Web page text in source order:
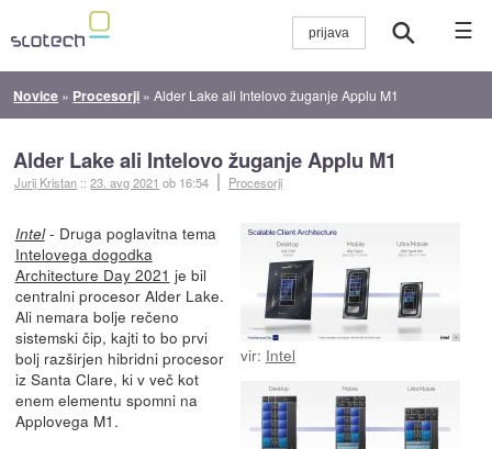
☰
Novice » Procesorji »Alder Lake ali Intelovo žuganje Applu M1
Alder Lake ali Intelovo žuganje Applu M1
Jurij Kristan ::23. avg 2021 ob 16:54 Procesorji
vir: Intel
Intel- Druga poglavitna tema
Intelovega dogodka
Architecture Day 2021 je bil
centralni procesor Alder Lake.
Ali nemara bolje rečeno
sistemski čip, kajti to bo prvi
bolj razširjen hibridni procesor
iz Santa Clare, ki v več kot
enem elementu spomni na
Applovega M1.